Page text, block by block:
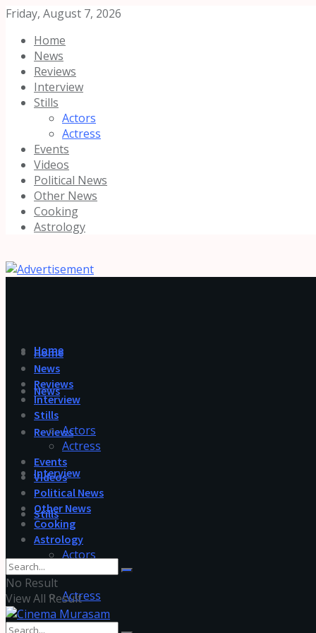
Friday, August 7, 2026
Home
News
Reviews
Interview
Stills
Actors
Actress
Events
Videos
Political News
Other News
Cooking
Astrology
Home
News
Reviews
Interview
Stills
Actors
Actress
Home
News
Reviews
Interview
Stills
Actors
Actress
Events
Videos
Political News
Other News
Cooking
Astrology
No Result
View All Result